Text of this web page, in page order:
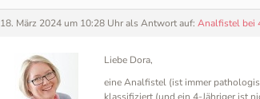
18. März 2024 um 10:28 Uhrals Antwort auf: Analfistel bei
Liebe Dora,
eine Analfistel (ist immer
klassifiziert (und ein 4-Jähriger ist